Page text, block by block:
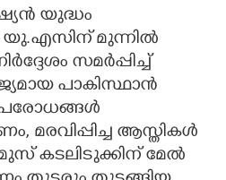
യുദ്ധം
യു.എസിന് മുന്നിൽ
സമർപ്പിച്ച്
പാകിസ്ഥാൻ
മരവിപ്പിച്ച ആസ്തികൾ
കടലിടുക്കിന് മേൽ